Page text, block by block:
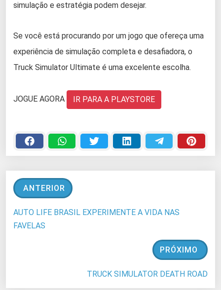
simulação e estratégia podem desejar.
Se você está procurando por um jogo que ofereça uma
experiência de simulação completa e desafiadora, o
Truck Simulator Ultimate é uma excelente escolha.
JOGUE AGORA IR PARA A PLAYSTORE
ANTERIOR
AUTO LIFE BRASIL EXPERIMENTE A VIDA NAS
FAVELAS
PRÓXIMO
TRUCK SIMULATOR DEATH ROAD